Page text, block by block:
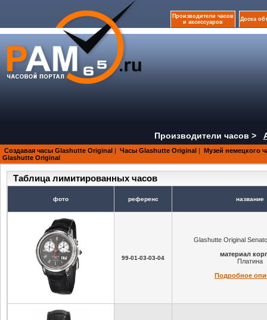
Производители часов
и аксессуаров
Доска
Производители часов >
Создавая часы Glashutte Original | Часы Glashutte Original | Музей немецкого
Glashutte Original
Таблица лимитированных часов
фото референс название
99-01-03-03-04
Glashutte Original
материал
Платина
Подробное